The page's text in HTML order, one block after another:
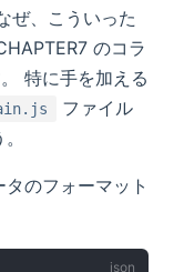
ぜ、こういった
のコラ
特に手を加える
ファイル
のフォーマット